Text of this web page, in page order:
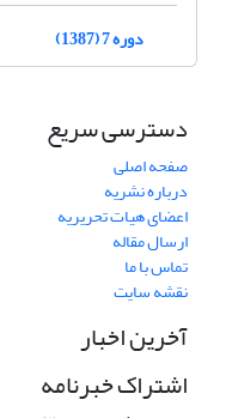
دوره 7 (1387)
دسترسی سریع
صفحه اصلی
درباره نشریه
اعضای هیات تحریریه
ارسال مقاله
تماس با ما
نقشه سایت
آخرین اخبار
اشتراک خبرنامه